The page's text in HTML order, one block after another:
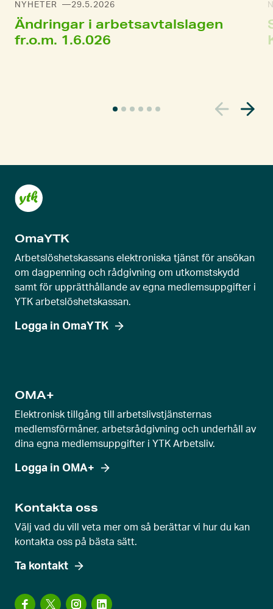
NYHETER 29.5.2026
Ändringar i arbetsavtalslagen
fr.o.m. 1.6.026
l
s
j
u
t
r
e
g
y
OmaYTK
Arbetslöshetskassans elektroniska tjänst för ansökan
om dagpenning och rådgivning om utkomstskydd
samt för upprätthållande av egna medlemsuppgifter i
YTK arbetslöshetskassan.
Logga in OmaYTK
OMA+
Elektronisk tillgång till arbetslivstjänsternas
medlemsförmåner, arbetsrådgivning och underhåll av
dina egna medlemsuppgifter i YTK Arbetsliv.
Logga in OMA+
Kontakta oss
Välj vad du vill veta mer om så berättar vi hur du kan
kontakta oss på bästa sätt.
Ta kontakt